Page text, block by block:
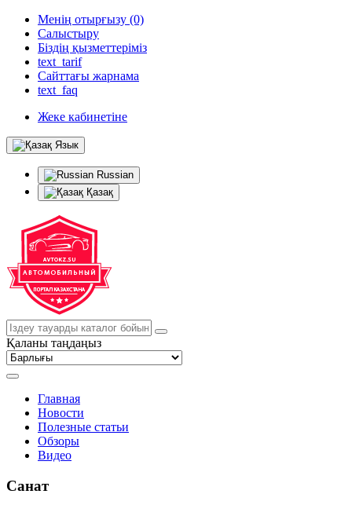
Менің отырғызу (0)
Салыстыру
Біздің қызметтеріміз
text_tarif
Сайттағы жарнама
text_faq
Жеке кабинетіне
Язык
Russian
Қазақ
Қаланы таңдаңыз
Главная
Новости
Полезные статьи
Обзоры
Видео
Санат